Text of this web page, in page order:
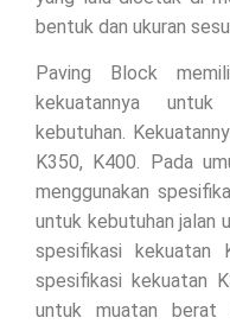
bentuk dan ukuran
Paving Block
kekuatannya
kebutuhan.
K350, K400. Pada
menggunakan
untuk kebutuhan jalan
spesifikasi kekuatan
spesifikasi kekuatan
untuk muatan berat